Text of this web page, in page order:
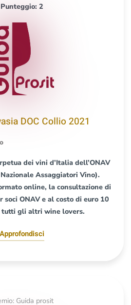
Punteggio: 2
DOC Collio 2021
dei vini d’Italia dell’ONAV
Assaggiatori Vino).
online, la consultazione di
ONAV e al costo di euro 10
tutti gli altri wine lovers.
Approfondisci
Guida prosit